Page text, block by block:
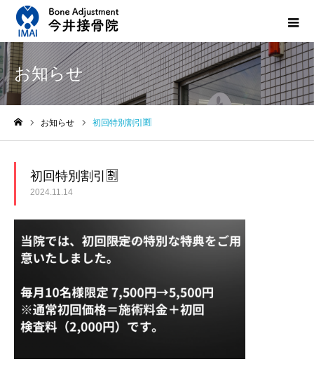
お知らせ
お知らせ 初回特別割引🈹
初回特別割引🈹
2024.11.14